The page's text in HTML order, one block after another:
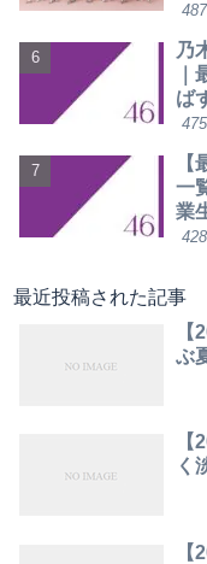
乃
ば
一
業
最近投稿された記事
ぶ
く